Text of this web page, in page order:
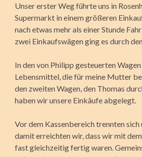
Unser erster Weg führte uns in
Supermarkt in einem größeren
nach etwas mehr als einer Stunde
zwei Einkaufswägen ging es durch
In den von Philipp gesteuerten
Lebensmittel, die für meine Mutter
den zweiten Wagen, den Thomas
haben wir unsere Einkäufe abgelegt.
Vor dem Kassenbereich trennten sich
damit erreichten wir, dass wir mit
fast gleichzeitig fertig waren.